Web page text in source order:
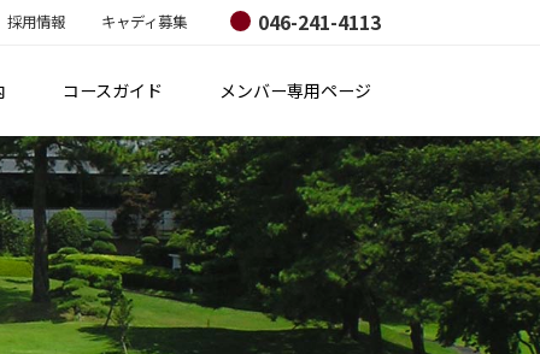
採用情報 キャディ募集 046-241-4113
コースガイド メンバー専用ページ